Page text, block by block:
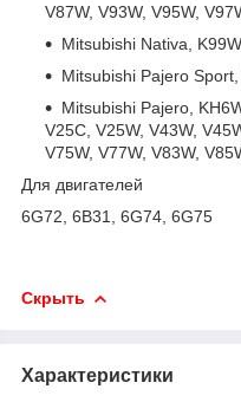
V87W, V93W, V95W,
Mitsubishi Nativa,
Mitsubishi Pajero
Mitsubishi Pajero,
V25C, V25W, V43W,
V75W, V77W, V83W,
Для двигателей
6G72, 6B31, 6G74, 6G75
Скрыть
Характеристики